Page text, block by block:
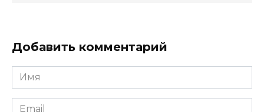
Добавить комментарий
Имя
*
Email